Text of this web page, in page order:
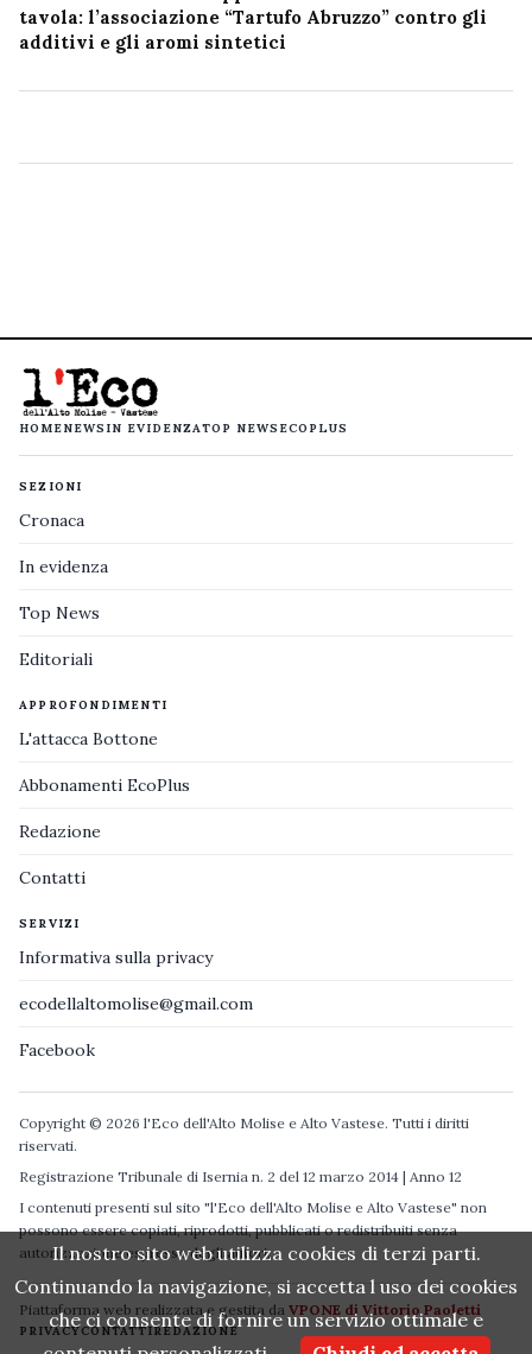
tavola: l’associazione “Tartufo Abruzzo” contro gli
additivi e gli aromi sintetici
HOMENEWS IN EVIDENZATOP NEWS ECOPLUS
SEZIONI
Cronaca
In evidenza
Top News
Editoriali
APPROFONDIMENTI
L'attacca Bottone
Abbonamenti EcoPlus
Redazione
Contatti
SERVIZI
Informativa sulla privacy
ecodellaltomolise@gmail.com
Facebook
Copyright © 2026 l'Eco dell'Alto Molise e Alto Vastese. Tutti i diritti
riservati.
Registrazione Tribunale di Isernia n. 2 del 12 marzo 2014 | Anno 12
I contenuti presenti sul sito "l'Eco dell'Alto Molise e Alto Vastese" non
possono essere copiati, riprodotti, pubblicati o redistribuiti senza
autorizzazione espressa degli autori.
Piattaforma web realizzata e gestita da VPONE di Vittorio Paoletti
PRIVACYCONTATTIREDAZIONE
Il nostro sito web utilizza cookies di terzi parti.
Continuando la navigazione, si accetta l uso dei cookies
che ci consente di fornire un servizio ottimale e